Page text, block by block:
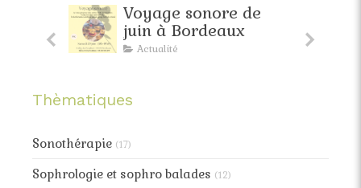
Voyage sonore de
juin à Bordeaux
Actualité
Thèmatiques
Sonothérapie (17)
Sophrologie et sophro balades (12)